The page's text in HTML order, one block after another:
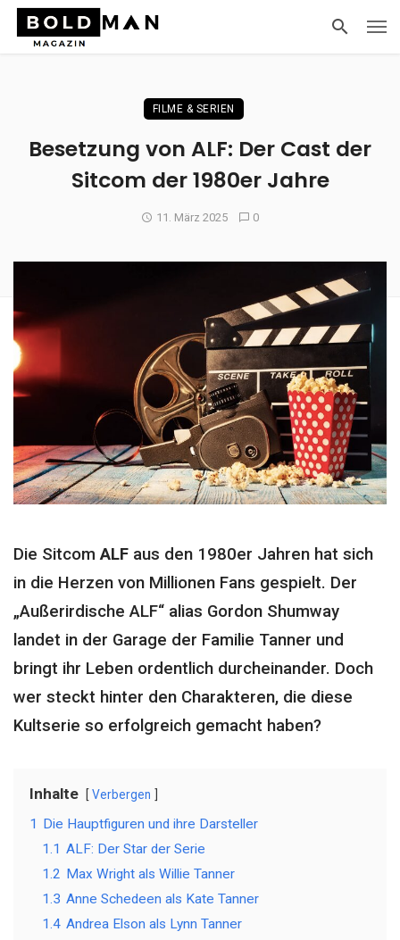
FILME & SERIEN
Besetzung von ALF: Der Cast der
Sitcom der 1980er Jahre
11. März 2025 0
Die SitcomALF aus den 1980er Jahren hat sich
in die Herzen von Millionen Fans gespielt. Der
„Außerirdische ALF“ alias Gordon Shumway
landet in der Garage der Familie Tanner und
bringt ihr Leben ordentlich durcheinander. Doch
wer steckt hinter den Charakteren, die diese
Kultserie so erfolgreich gemacht haben?
Inhalte Verbergen
1 Die Hauptfiguren und ihre Darsteller
1.1 ALF: Der Star der Serie
1.2 Max Wright als Willie Tanner
1.3 Anne Schedeen als Kate Tanner
1.4 Andrea Elson als Lynn Tanner